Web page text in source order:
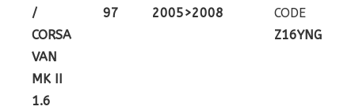
/
CORSA
VAN
MK II
1.6
97
2005>2008
CODE
Z16YNG